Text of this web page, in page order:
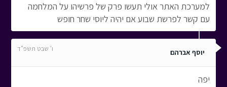
למערכת האתר אולי תעשו פרק של פרשיהו על המלחמה
עם קשר לפרשת שבוע אם יהיה ליוסי שחר חופש
יוסף אברהם ו' שבט תשפ"ד
יפה